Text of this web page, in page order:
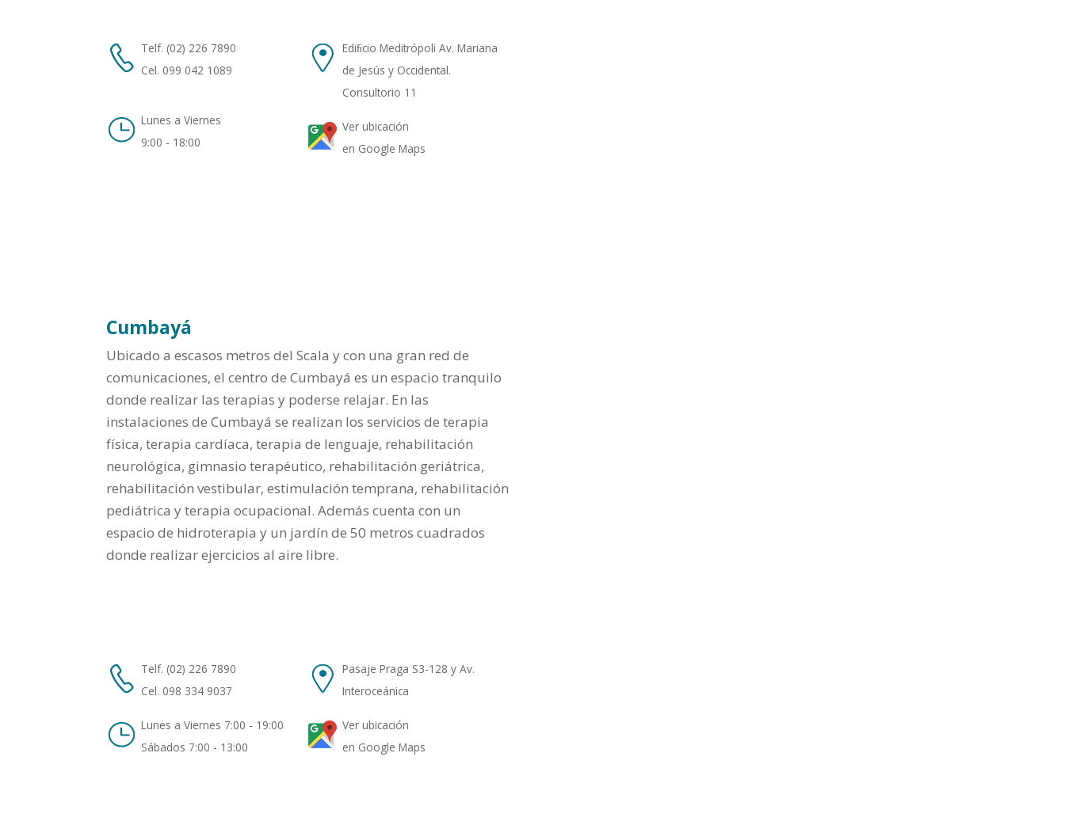
Telf. (02) 226 7890
Cel. 099 042 1089
Lunes a Viernes
9:00 - 18:00
Ediﬁcio Meditrópoli Av. Mariana
de Jesús y Occidental.
Consultorio 11
Ver ubicación
en Google Maps
Cumbayá
Ubicado a escasos metros del Scala y con una gran red de
comunicaciones, el centro de Cumbayá es un espacio tranquilo
donde realizar las terapias y poderse relajar. En las
instalaciones de Cumbayá se realizan los servicios de terapia
física, terapia cardíaca, terapia de lenguaje, rehabilitación
neurológica, gimnasio terapéutico, rehabilitación geriátrica,
rehabilitación vestibular, estimulación temprana, rehabilitación
pediátrica y terapia ocupacional. Además cuenta con un
espacio de hidroterapia y un jardín de 50 metros cuadrados
donde realizar ejercicios al aire libre.
Telf. (02) 226 7890
Cel. 098 334 9037
Lunes a Viernes 7:00 - 19:00
Sábados 7:00 - 13:00
Pasaje Praga S3-128 y Av.
Interoceánica
Ver ubicación
en Google Maps